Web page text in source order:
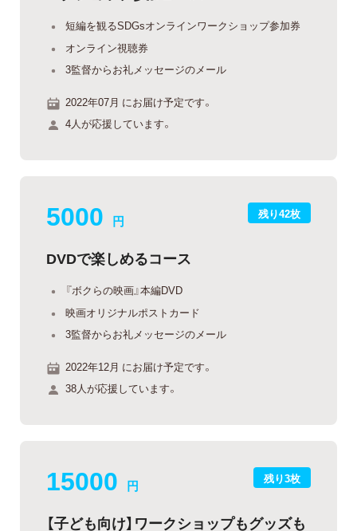
短編を観るSDGsオンラインワークショップ参加券
オンライン視聴券
3監督からお礼メッセージのメール
2022年07月 にお届け予定です。
4人が応援しています。
残り42枚
5000 円
DVDで楽しめるコース
『ボクらの映画』本編DVD
映画オリジナルポストカード
3監督からお礼メッセージのメール
2022年12月 にお届け予定です。
38人が応援しています。
残り3枚
15000 円
【子ども向け】ワークショップもグッズも